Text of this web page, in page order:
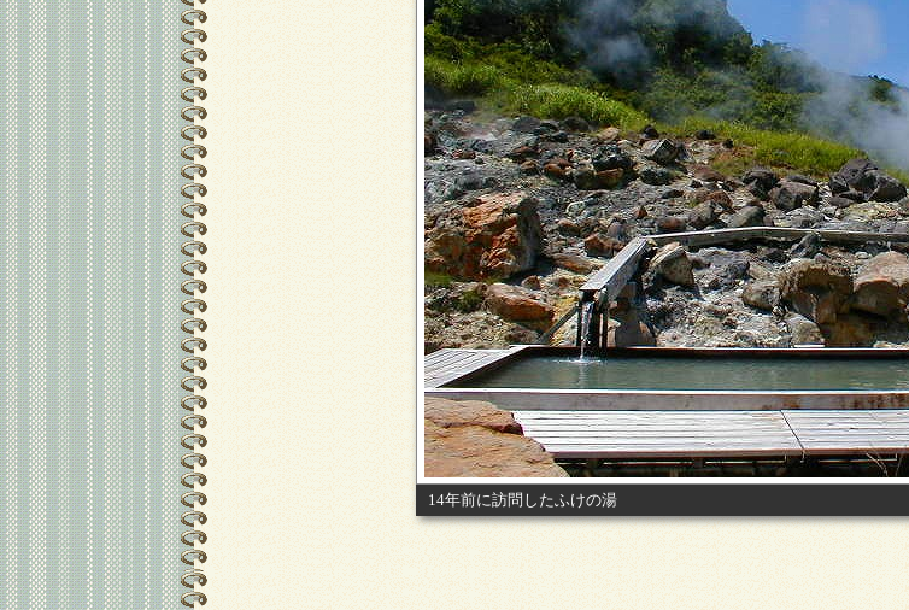
14年前に訪問したふけの湯